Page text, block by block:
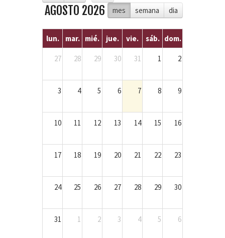
mes
semana dia
AGOSTO 2026
lun. mar. mié. jue. vie. sáb. dom.
27 28 29 30 31 1 2
3 4 5 6 7 8 9
10 11 12 13 14 15 16
17 18 19 20 21 22 23
24 25 26 27 28 29 30
31 1 2 3 4 5 6